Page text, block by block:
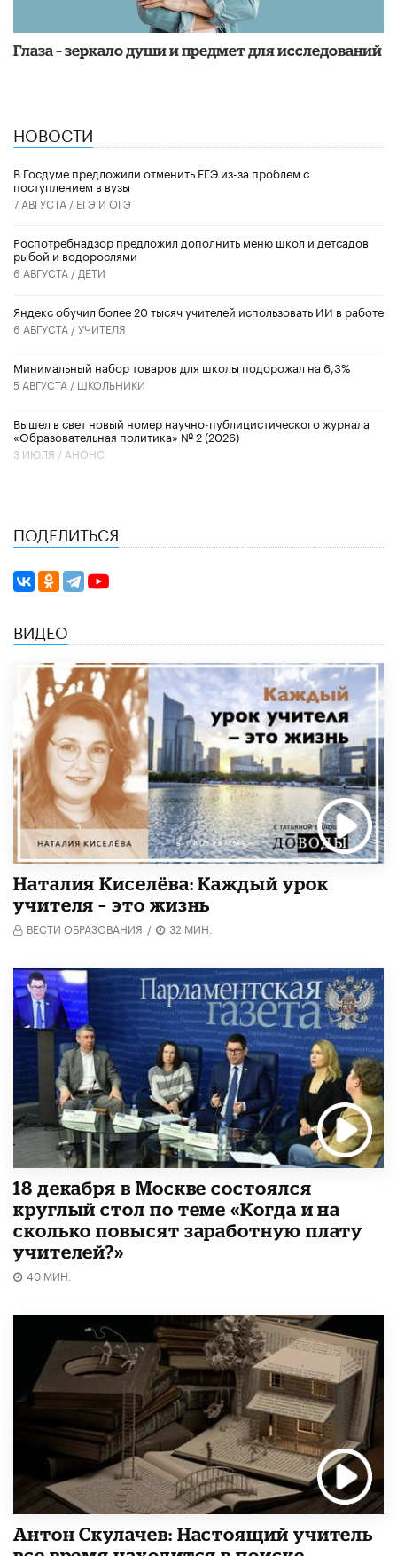
Глаза – зеркало души и предмет для исследований
НОВОСТИ
В Госдуме предложили отменить ЕГЭ из-за проблем с
поступлением в вузы
7 АВГУСТА / ЕГЭ И ОГЭ
Роспотребнадзор предложил дополнить меню школ и детсадов
рыбой и водорослями
6 АВГУСТА / ДЕТИ
​Яндекс обучил более 20 тысяч учителей использовать ИИ в работе
6 АВГУСТА /УЧИТЕЛЯ
Минимальный набор товаров для школы подорожал на 6,3%
5 АВГУСТА / ШКОЛЬНИКИ
Вышел в свет новый номер научно-публицистического журнала
«Образовательная политика» № 2 (2026)
3 ИЮЛЯ / АНОНС
ПОДЕЛИТЬСЯ
ВИДЕО
Наталия Киселёва: Каждый урок
учителя – это жизнь
ВЕСТИ ОБРАЗОВАНИЯ / 32 МИН.
18 декабря в Москве состоялся
круглый стол по теме «Когда и на
сколько повысят заработную плату
учителей?»
40 МИН.
Антон Скулачев: Настоящий учитель